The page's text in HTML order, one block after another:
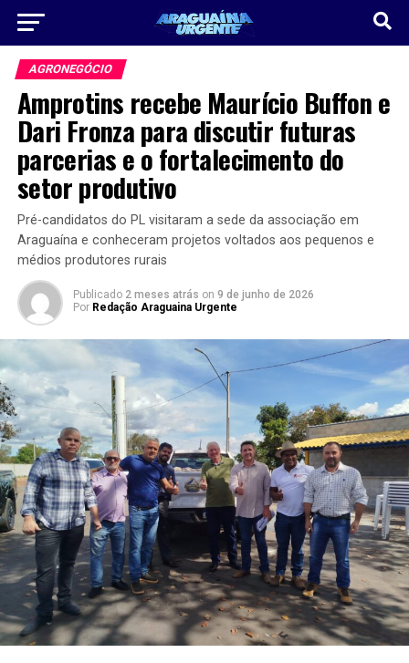
AGRONEGÓCIO
Amprotins recebe Maurício Buffon e
Dari Fronza para discutir futuras
parcerias e o fortalecimento do
setor produtivo
Pré-candidatos do PL visitaram a sede da associação em
Araguaína e conheceram projetos voltados aos pequenos e
médios produtores rurais
Publicado 2 meses atrás on 9 de junho de 2026
Por Redação Araguaina Urgente